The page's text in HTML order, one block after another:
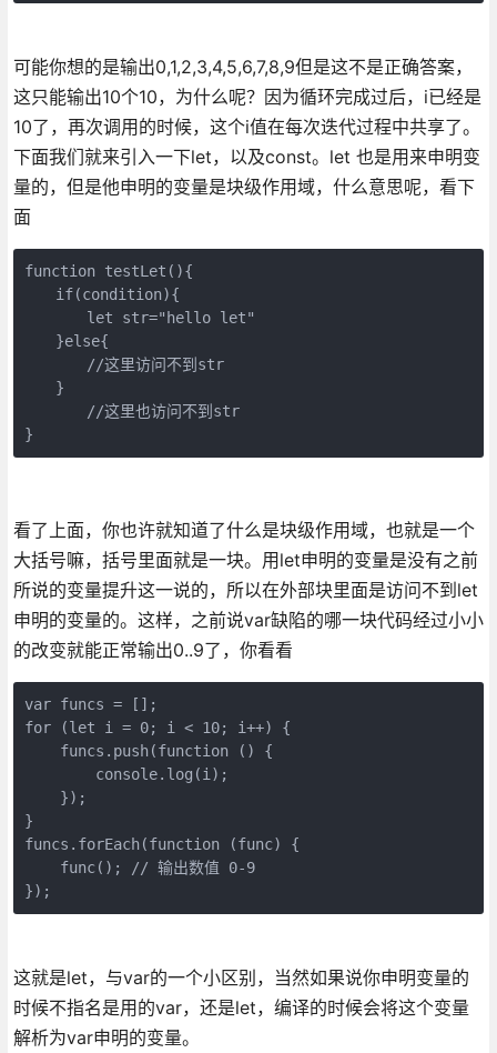
可能你想的是输出0,1,2,3,4,5,6,7,8,9但是这不是正确答案，
这只能输出10个10，为什么呢？因为循环完成过后，i已经是
10了，再次调用的时候，这个i值在每次迭代过程中共享了。
下面我们就来引入一下let，以及const。let 也是用来申明变
量的，但是他申明的变量是块级作用域，什么意思呢，看下
面
function testLet(){
if(condition){
let str="hello let"
}else{
//这里访问不到str
}
//这里也访问不到str
}
看了上面，你也许就知道了什么是块级作用域，也就是一个
大括号嘛，括号里面就是一块。用let申明的变量是没有之前
所说的变量提升这一说的，所以在外部块里面是访问不到let
申明的变量的。这样，之前说var缺陷的哪一块代码经过小小
的改变就能正常输出0..9了，你看看
var funcs = [];
for (let i = 0; i < 10; i++) {
    funcs.push(function () {
        console.log(i);
    });
}
funcs.forEach(function (func) {
    func(); // 输出数值 0-9
});
这就是let，与var的一个小区别，当然如果说你申明变量的
时候不指名是用的var，还是let，编译的时候会将这个变量
解析为var申明的变量。